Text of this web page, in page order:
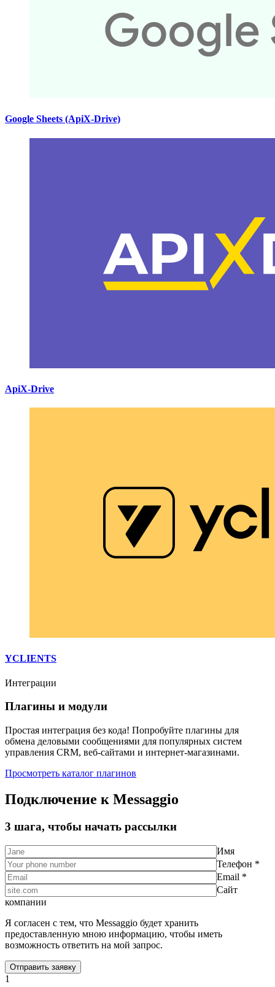
Google Sheets (ApiX-Drive)
ApiX-Drive
YCLIENTS
Интеграции
Плагины и модули
Простая интеграция без кода! Попробуйте плагины для
обмена деловыми сообщениями для популярных систем
управления CRM, веб-сайтами и интернет-магазинами.
Просмотреть каталог плагинов
Подключение к Messaggio
3 шага, чтобы начать рассылки
Имя
Телефон *
Email *
Сайт
компании
Я согласен с тем, что Messaggio будет хранить
предоставленную мною информацию, чтобы иметь
возможность ответить на мой запрос.
1